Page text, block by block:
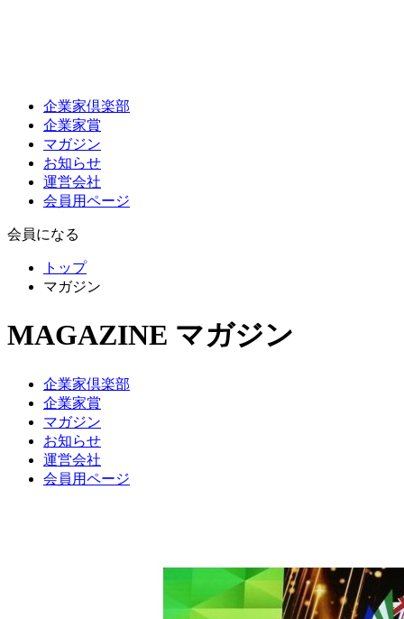
企業家倶楽部
企業家賞
マガジン
お知らせ
運営会社
会員用ページ
会員になる
トップ
マガジン
MAGAZINE マガジン
企業家倶楽部
企業家賞
マガジン
お知らせ
運営会社
会員用ページ